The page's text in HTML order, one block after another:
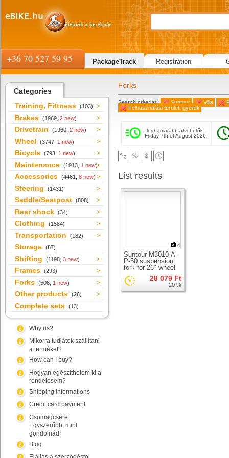
Categories
Training, Fittness (103)
Brakes (1969, 2 new)
Drivetrain (1960, 2 new)
Wheel (3747, 1 new)
Bicycle (793, 1 new)
Maintenance (1913, 1 new)
Accessories (4461, 8 new)
Steering (1431)
Saddle/Seatpost (808)
Rear shock (34)
Clothing (1584)
Transportation (182)
Storage (87)
Shifting (1198, 3 new)
Frames (293)
Forks (508, 1 new)
Other products (26)
Complete sets (13)
Why us?
Mikorra tudjátok szállítani
a terméket?
How can I buy?
Hogyan egészíthetem ki a
rendelésem?
Shipping informations
Credit card payment
Csomagcsere.
Egyszerűbb, mint
gondolnád!
Blog
Forks
Search criterias: Suntour Villa
Felhasználási terület: gyerek
leghamarabb átvehetők:
Friday 7th of August 2026
List results
4
Suntour M3010-A-
P-50 suspension
fork for 26" wheel
28 079 Ft
20 %
+36 70 527 59 95 PackageTrack Registration